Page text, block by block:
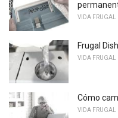
VIDA FRUGAL
Frugal
VIDA FRUGAL
Cómo
VIDA FRUGAL